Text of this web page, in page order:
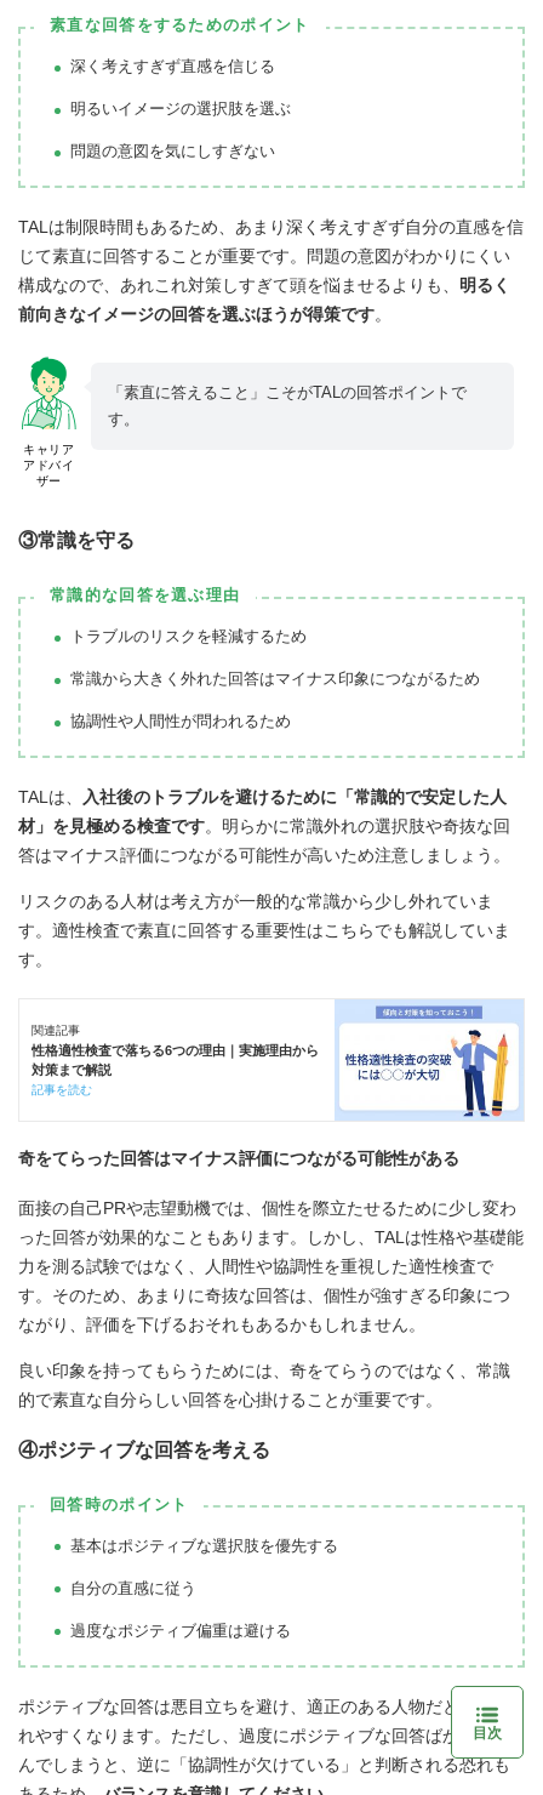
素直な回答をするためのポイント
深く考えすぎず直感を信じる
明るいイメージの選択肢を選ぶ
問題の意図を気にしすぎない
TALは制限時間もあるため、あまり深く考えすぎず自分の直感を信
じて素直に回答することが重要です。問題の意図がわかりにくい
構成なので、あれこれ対策しすぎて頭を悩ませるよりも、 明るく
前向きなイメージの回答を選ぶほうが得策です。
キャリア
アドバイ
ザー
「素直に答えること」こそがTALの回答ポイントで
す。
③常識を守る
常識的な回答を選ぶ理由
トラブルのリスクを軽減するため
常識から大きく外れた回答はマイナス印象につながるため
協調性や人間性が問われるため
TALは、 入社後のトラブルを避けるために「常識的で安定した人
材」を見極める検査です。明らかに常識外れの選択肢や奇抜な回
答はマイナス評価につながる可能性が高いため注意しましょう。
リスクのある人材は考え方が一般的な常識から少し外れていま
す。適性検査で素直に回答する重要性はこちらでも解説していま
す。
関連記事
性格適性検査で落ちる6つの理由｜実施理由から
対策まで解説
記事を読む
奇をてらった回答はマイナス評価につながる可能性がある
面接の自己PRや志望動機では、個性を際立たせるために少し変わ
った回答が効果的なこともあります。しかし、TALは性格や基礎能
力を測る試験ではなく、人間性や協調性を重視した適性検査で
す。そのため、あまりに奇抜な回答は、個性が強すぎる印象につ
ながり、評価を下げるおそれもあるかもしれません。
良い印象を持ってもらうためには、奇をてらうのではなく、常識
的で素直な自分らしい回答を心掛けることが重要です。
④ポジティブな回答を考える
回答時のポイント
基本はポジティブな選択肢を優先する
自分の直感に従う
過度なポジティブ偏重は避ける
ポジティブな回答は悪目立ちを避け、適正のある人物だと判断さ
れやすくなります。ただし、過度にポジティブな回答ばかりを選
んでしまうと、逆に「協調性が欠けている」と判断される恐れも
目次